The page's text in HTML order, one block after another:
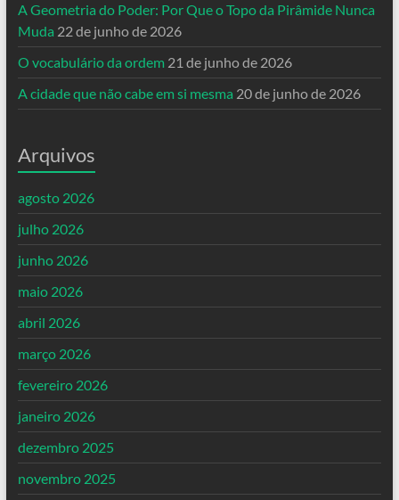
A Geometria do Poder: Por Que o Topo da Pirâmide Nunca
Muda 22 de junho de 2026
O vocabulário da ordem 21 de junho de 2026
A cidade que não cabe em si mesma 20 de junho de 2026
Arquivos
agosto 2026
julho 2026
junho 2026
maio 2026
abril 2026
março 2026
fevereiro 2026
janeiro 2026
dezembro 2025
novembro 2025